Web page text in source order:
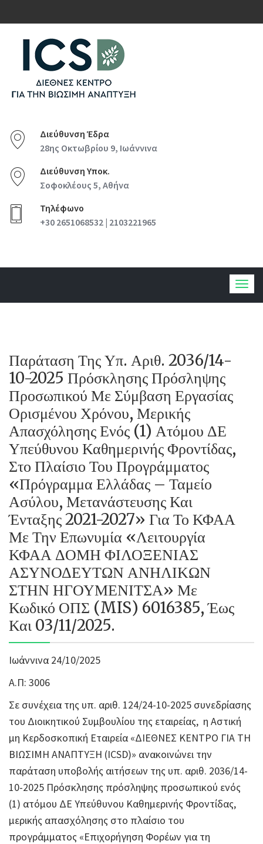
Διεύθυνση Έδρα
28ης Οκτωβρίου 9, Ιωάννινα
Διεύθυνση Υποκ.
Σοφοκλέους 5, Αθήνα
Τηλέφωνο
+30 2651068532 | 2103221965
Παράταση Της Υπ. Αριθ. 2036/14-
10-2025 Πρόσκλησης Πρόσληψης
Προσωπικού Με Σύμβαση Εργασίας
Ορισμένου Χρόνου, Μερικής
Απασχόλησης Ενός (1) Ατόμου ΔΕ
Υπεύθυνου Καθημερινής Φροντίδας,
Στο Πλαίσιο Του Προγράμματος
«Πρόγραμμα Ελλάδας – Ταμείο
Ασύλου, Μετανάστευσης Και
Ένταξης 2021-2027» Για Το ΚΦΑΑ
Με Την Επωνυμία «Λειτουργία
ΚΦΑΑ ΔΟΜΗ ΦΙΛΟΞΕΝΙΑΣ
ΑΣΥΝΟΔΕΥΤΩΝ ΑΝΗΛΙΚΩΝ
ΣΤΗΝ ΗΓΟΥΜΕΝΙΤΣΑ» Με
Κωδικό ΟΠΣ (MIS) 6016385, Έως
Και 03/11/2025.
Ιωάννινα 24/10/2025
Α.Π: 3006
Σε συνέχεια της υπ. αριθ. 124/24-10-2025 συνεδρίασης
του Διοικητικού Συμβουλίου της εταιρείας, η Αστική
μη Κερδοσκοπική Εταιρεία «ΔΙΕΘΝΕΣ ΚΕΝΤΡΟ ΓΙΑ ΤΗ
ΒΙΩΣΙΜΗ ΑΝΑΠΤΥΞΗ (ICSD)» ανακοινώνει την
παράταση υποβολής αιτήσεων της υπ. αριθ. 2036/14-
10-2025 Πρόσκλησης πρόσληψης προσωπικού ενός
(1) ατόμου ΔΕ Υπεύθυνου Καθημερινής Φροντίδας,
μερικής απασχόλησης στο πλαίσιο του
προγράμματος «Επιχορήγηση Φορέων για τη